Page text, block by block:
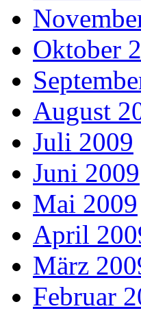
Oktober
August
Juli 2009
Juni 2009
Mai 2009
April
März
Februar